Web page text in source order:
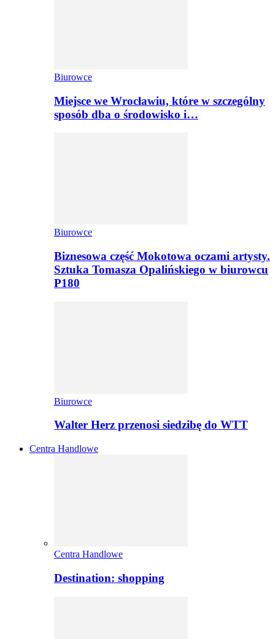
Biurowce
Miejsce we Wrocławiu, które w szczególny
sposób dba o środowisko i…
Biurowce
Biznesowa część Mokotowa oczami artysty.
Sztuka Tomasza Opalińskiego w biurowcu
P180
Biurowce
Walter Herz przenosi siedzibę do WTT
Centra Handlowe
Centra Handlowe
Destination: shopping